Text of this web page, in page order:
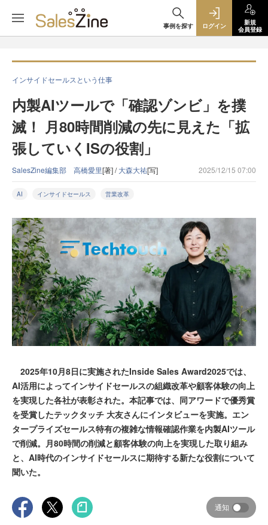
事例を探す ログイン
新規
会員登録
インサイドセールスという仕事
内製AIツールで「確認ゾンビ」を撲
滅！ 月80時間削減の先に見えた「拡
張していくISの役割」
SalesZine編集部 高橋愛里[著] /大森大祐[写] 2025/12/15 07:00
AI インサイドセールス 営業改革
2025年10月8日に実施されたInside Sales Award2025では、
AI活用によってインサイドセールスの組織改革や顧客体験の向上
を実現した各社が表彰された。本記事では、同アワードで優秀賞
を受賞したテックタッチ 大友さんにインタビューを実施。エン
タープライズセールス特有の複雑な情報確認作業を内製AIツール
で削減。月80時間の削減と顧客体験の向上を実現した取り組み
と、AI時代のインサイドセールスに期待する新たな役割について
聞いた。
通知